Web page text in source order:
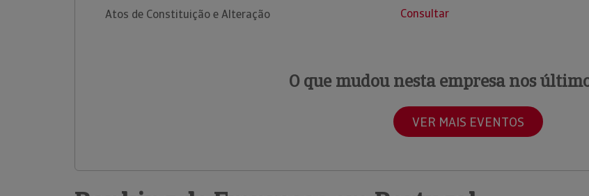
Atos de Constituição e Alteração
Consultar
O que mudou nesta empresa nos
VER MAIS EVENTOS